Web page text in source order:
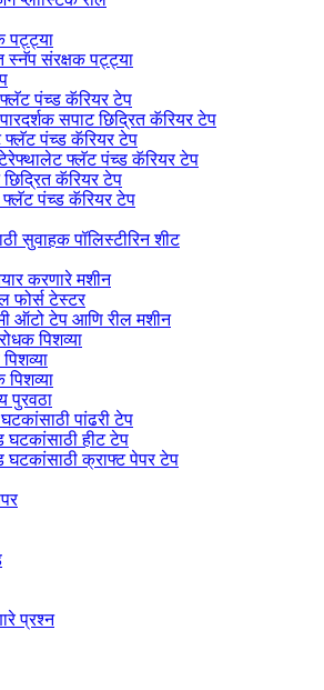
पट्ट्या
स्नॅप संरक्षक पट्ट्या
फ्लॅट पंच्ड कॅरियर टेप
पारदर्शक सपाट छिद्रित कॅरियर टेप
फ्लॅट पंच्ड कॅरियर टेप
फ्लॅट पंच्ड कॅरियर टेप
कॅरियर टेप
पंच्ड कॅरियर टेप
सुवाहक पॉलिस्टीरिन शीट
करणारे मशीन
फोर्स टेस्टर
ऑटो टेप आणि रील मशीन
पिशव्या
पुरवठा
पांढरी टेप
हीट टेप
क्राफ्ट पेपर टेप
प्रश्न